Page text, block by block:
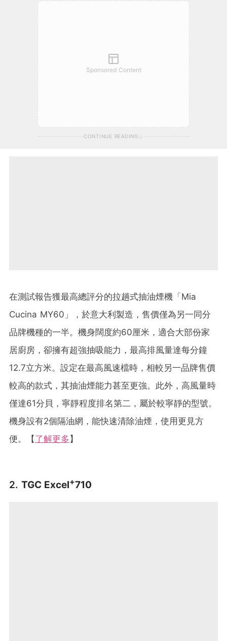
Sponsored Content
CONTINUE READING
在測試報告獲最高總評分的拉趟式抽油煙機「Mia
Cucina MY60」，於意大利製造，售價僅為另一同分
品牌機種的一半。機身闊度約60厘米，適合大部份家
居廚房，卻擁有超強抽吸能力，最高排風量達每分鐘
12.7立方米。設定在最高風速檔時，相較另一品牌售價
較高的款式，其抽油煙能力甚至更強。此外，高風量時
僅達61分貝，寧靜程度排名第二，屬於較寧靜的型號。
機身設有2個隔油網，能快速清除油煙，使用更見方
便。
【了解更多 】
2. TGC Excel+710